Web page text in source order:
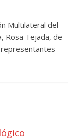
Multilateral del
Rosa Tejada, de
representantes